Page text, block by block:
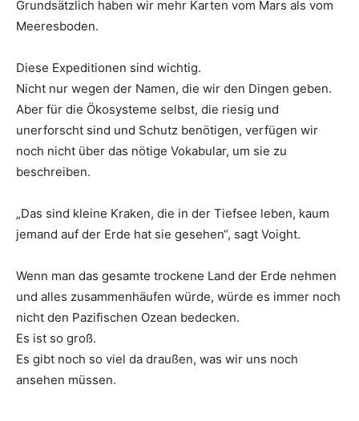
Grundsätzlich haben wir mehr Karten vom Mars als vom
Meeresboden.
Diese Expeditionen sind wichtig.
Nicht nur wegen der Namen, die wir den Dingen geben.
Aber für die Ökosysteme selbst, die riesig und
unerforscht sind und Schutz benötigen, verfügen wir
noch nicht über das nötige Vokabular, um sie zu
beschreiben.
„Das sind kleine Kraken, die in der Tiefsee leben, kaum
jemand auf der Erde hat sie gesehen“, sagt Voight.
Wenn man das gesamte trockene Land der Erde nehmen
und alles zusammenhäufen würde, würde es immer noch
nicht den Pazifischen Ozean bedecken.
Es ist so groß.
Es gibt noch so viel da draußen, was wir uns noch
ansehen müssen.